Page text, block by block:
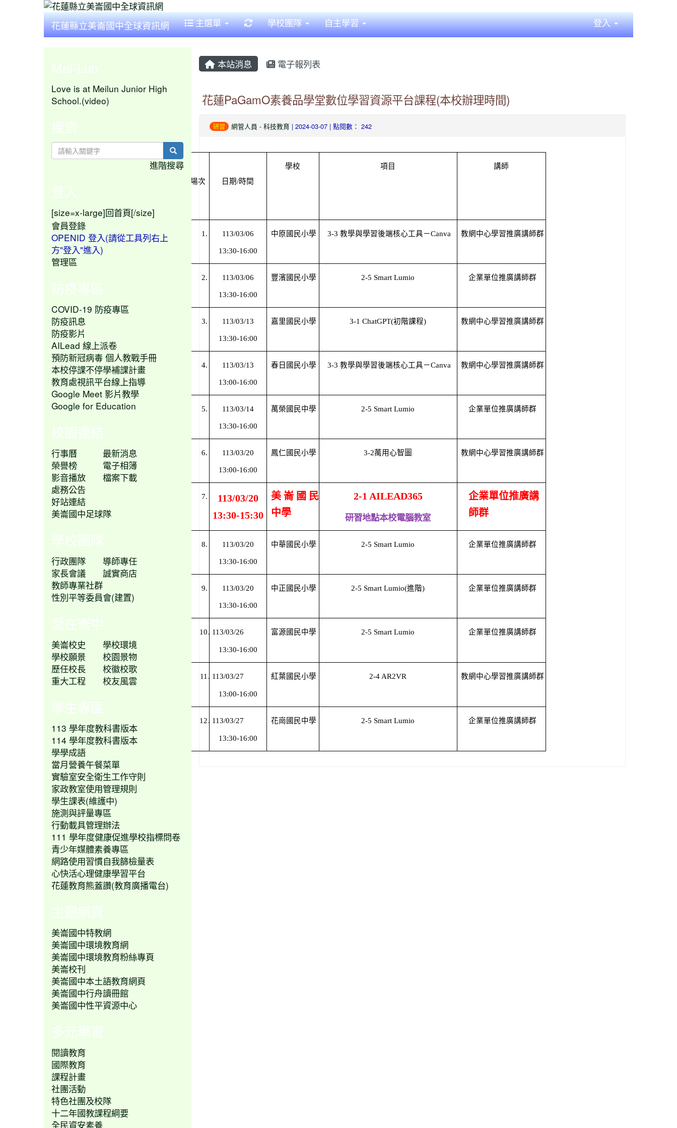
花蓮縣立美崙國中全球資訊網 主選單 重新取得佈景設定
學校團隊 自主學習 登入
本站消息 電子報列表
花蓮PaGamO素養品學堂數位學習資源平台課程(本校辦理時間)
研習 網管人員 - 科技教育 | 2024-03-07 | 點閱數： 242
場次 日期/時間
學校 項目 講師
1. 113/03/06
13:30-16:00
中原國民小學 3-3 教學與學習後端核心工具－Canva 教網中心學習推廣講師群
2. 113/03/06
13:30-16:00
豐濱國民小學 2-5 Smart Lumio 企業單位推廣講師群
3. 113/03/13
13:30-16:00
嘉里國民小學 3-1 ChatGPT(初階課程) 教網中心學習推廣講師群
4. 113/03/13
13:00-16:00
春日國民小學 3-3 教學與學習後端核心工具－Canva 教網中心學習推廣講師群
5. 113/03/14
13:30-16:00
萬榮國民中學 2-5 Smart Lumio 企業單位推廣講師群
6. 113/03/20
13:00-16:00
鳳仁國民小學 3-2萬用心智圖 教網中心學習推廣講師群
7.
113/03/20
13:30-15:30
美崙國民
中學
2-1 AILEAD365
研習地點本校電腦教室
企業單位推廣講
師群
8. 113/03/20
13:30-16:00
中華國民小學 2-5 Smart Lumio 企業單位推廣講師群
9. 113/03/20
13:30-16:00
中正國民小學 2-5 Smart Lumio(進階) 企業單位推廣講師群
10. 113/03/26
13:30-16:00
富源國民中學 2-5 Smart Lumio 企業單位推廣講師群
11 . 113/03/27
13:00-16:00
紅葉國民小學 2-4 AR2VR 教網中心學習推廣講師群
12. 113/03/27
13:30-16:00
花崗國民中學 2-5 Smart Lumio 企業單位推廣講師群
Mei-Lun
Love is at Meilun Junior High
School.(video)
搜索
search
進階搜尋
登入
[size=x-large] 回首頁[/size]
會員登錄
OPENID 登入(請從工具列右上
方"登入"進入)
管理區
防疫專區
COVID-19 防疫專區
防疫訊息
防疫影片
AILead 線上派卷
預防新冠病毒 個人教戰手冊
本校停課不停學補課計畫
教育處視訊平台線上指導
Google Meet 影片教學
Google for Education
校園連結
行事曆
最新消息
榮譽榜
電子相簿
影音播放
檔案下載
處務公告
好站連結
美崙國中足球隊
學校團隊
行政團隊
導師專任
家長會議
誠實商店
教師專業社群
性別平等委員會(建置)
愛在崙中
美崙校史
學校環境
學校願景
校園景物
歷任校長
校徽校歌
重大工程
校友風雲
學生專區
113 學年度教科書版本
114 學年度教科書版本
學學成語
當月營養午餐菜單
實驗室安全衛生工作守則
家政教室使用管理規則
學生課表(維護中)
施測與評量專區
行動載具管理辦法
111 學年度健康促進學校指標問卷
青少年媒體素養專區
網路使用習慣自我篩檢量表
心快活心理健康學習平台
花蓮教育熊蓋讚(教育廣播電台)
主題網頁
美崙國中特教網
美崙國中環境教育網
美崙國中環境教育粉絲專頁
美崙校刊
美崙國中本土語教育網頁
美崙國中行舟讀冊館
美崙國中性平資源中心
多元學習
閱讀教育
國際教育
課程計畫
社團活動
特色社團及校隊
十二年國教課程綱要
全民資安素養